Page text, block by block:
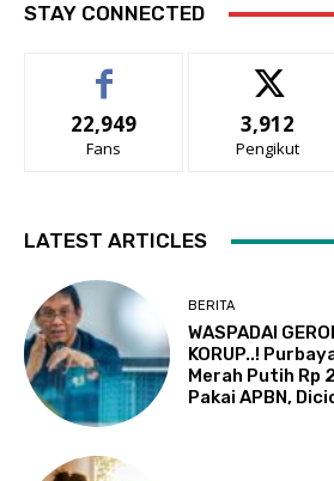
STAY CONNECTED
22,949
Fans
3,912
Pengikut
LATEST ARTICLES
BERITA
WASPADAI
KORUP..!
Merah Putih Rp
Pakai APBN,